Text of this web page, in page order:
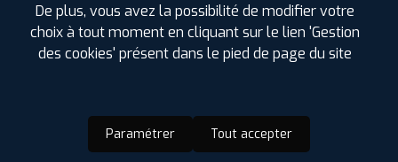
De plus, vous avez la possibilité de modifier votre
choix à tout moment en cliquant sur le lien 'Gestion
des cookies' présent dans le pied de page du site
Paramétrer Tout accepter